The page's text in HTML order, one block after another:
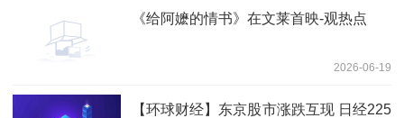
《给阿嬷的情书》在文莱首映-观热点
2026-06-19
【环球财经】东京股市涨跌互现 日经225